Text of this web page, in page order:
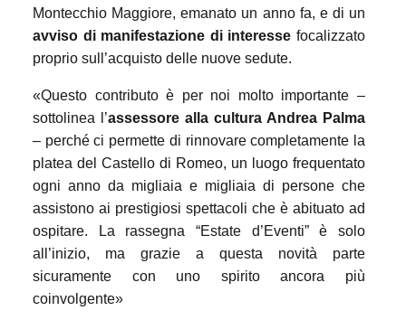
Montecchio Maggiore, emanato un anno fa, e di un
avviso di manifestazione di interesse focalizzato
proprio sull’acquisto delle nuove sedute.
«Questo contributo è per noi molto importante –
sottolinea l’assessore alla cultura Andrea Palma
– perché ci permette di rinnovare completamente la
platea del Castello di Romeo, un luogo frequentato
ogni anno da migliaia e migliaia di persone che
assistono ai prestigiosi spettacoli che è abituato ad
ospitare. La rassegna “Estate d’Eventi” è solo
all’inizio, ma grazie a questa novità parte
sicuramente con uno spirito ancora più
coinvolgente»